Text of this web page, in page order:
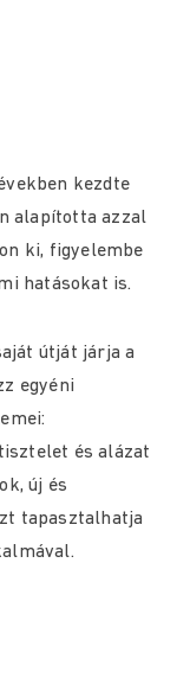
kezdte
alapította azzal
ki, figyelembe
hatásokat is.
útját járja a
egyéni
és alázat
új és
tapasztalhatja